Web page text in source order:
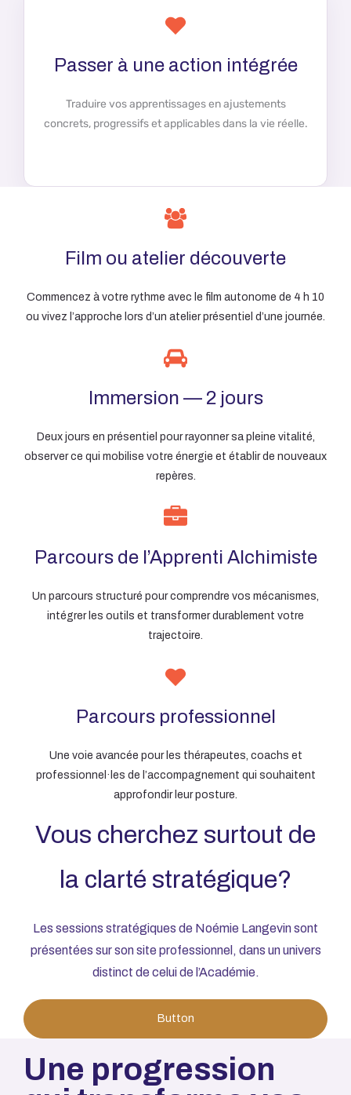
Passer à une action intégrée
Traduire vos apprentissages en ajustements
concrets, progressifs et applicables dans la vie réelle.
Film ou atelier découverte
Commencez à votre rythme avec le film autonome de 4 h 10
ou vivez l’approche lors d’un atelier présentiel d’une journée.
Immersion — 2 jours
Deux jours en présentiel pour rayonner sa pleine vitalité,
observer ce qui mobilise votre énergie et établir de nouveaux
repères.
Parcours de l’Apprenti Alchimiste
Un parcours structuré pour comprendre vos mécanismes,
intégrer les outils et transformer durablement votre
trajectoire.
Parcours professionnel
Une voie avancée pour les thérapeutes, coachs et
professionnel·les de l’accompagnement qui souhaitent
approfondir leur posture.
POUR LES ENTREPRENEUR.ES OU
DIRIGEANT.ES
Vous cherchez surtout de
la clarté stratégique?
Les sessions stratégiques de Noémie Langevin sont
présentées sur son site professionnel, dans un univers
distinct de celui de l’Académie.
Button
Une progression